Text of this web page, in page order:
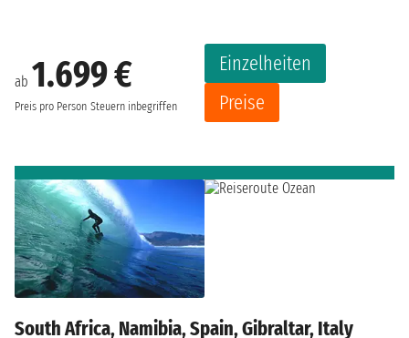
ab 1.699 €
Preis pro Person Steuern inbegriffen
Einzelheiten
Preise
South Africa, Namibia, Spain, Gibraltar, Italy